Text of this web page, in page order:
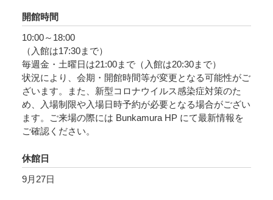
のクラシックデザインのガラスを中心に、陶器
や磁器、映像やインスタレーションを交えた約
450点を通してその技術と哲学、デザインの美学
に迫ります。イッタラのプロダクトの歴史を見
れば、ひとつのブランドとしての枠組みを超え
て、デザイン史、フィンランドの文化と社会情
勢、人々のライフスタイルの変化などの背景と
深く結びついていることが明らかになるでしょ
ッタラの世界を、ぜひご堪能ください。
開館時間
10:00～18:00
（入館は17:30まで）
毎週金・土曜日は21:00まで（入館は20:30まで）
状況により、会期・開館時間等が変更となる可能性がご
ざいます。また、新型コロナウイルス感染症対策のた
め、入場制限や入場日時予約が必要となる場合がござい
ます。ご来場の際には Bunkamura HP にて最新情報を
ご確認ください。
休館日
9月27日